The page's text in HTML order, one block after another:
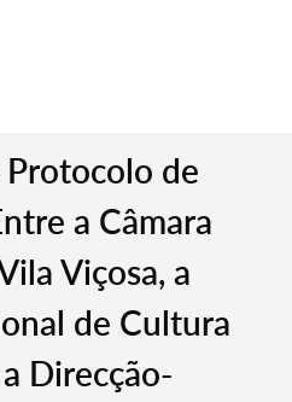
de
a Câmara
Viçosa, a
de Cultura
Direcção-